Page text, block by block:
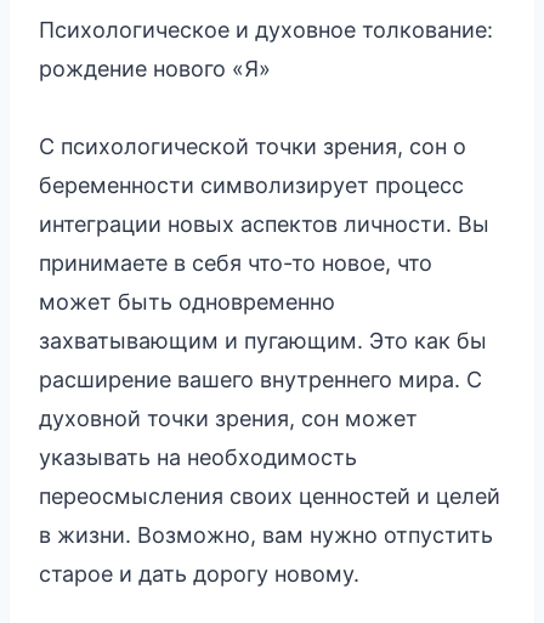
Психологическое и духовное толкование:
рождение нового «Я»
С психологической точки зрения, сон о
беременности символизирует процесс
интеграции новых аспектов личности. Вы
принимаете в себя что-то новое, что
может быть одновременно
захватывающим и пугающим. Это как бы
расширение вашего внутреннего мира. С
духовной точки зрения, сон может
указывать на необходимость
переосмысления своих ценностей и целей
в жизни. Возможно, вам нужно отпустить
старое и дать дорогу новому.